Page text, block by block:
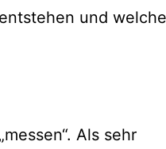
und welche
Als sehr